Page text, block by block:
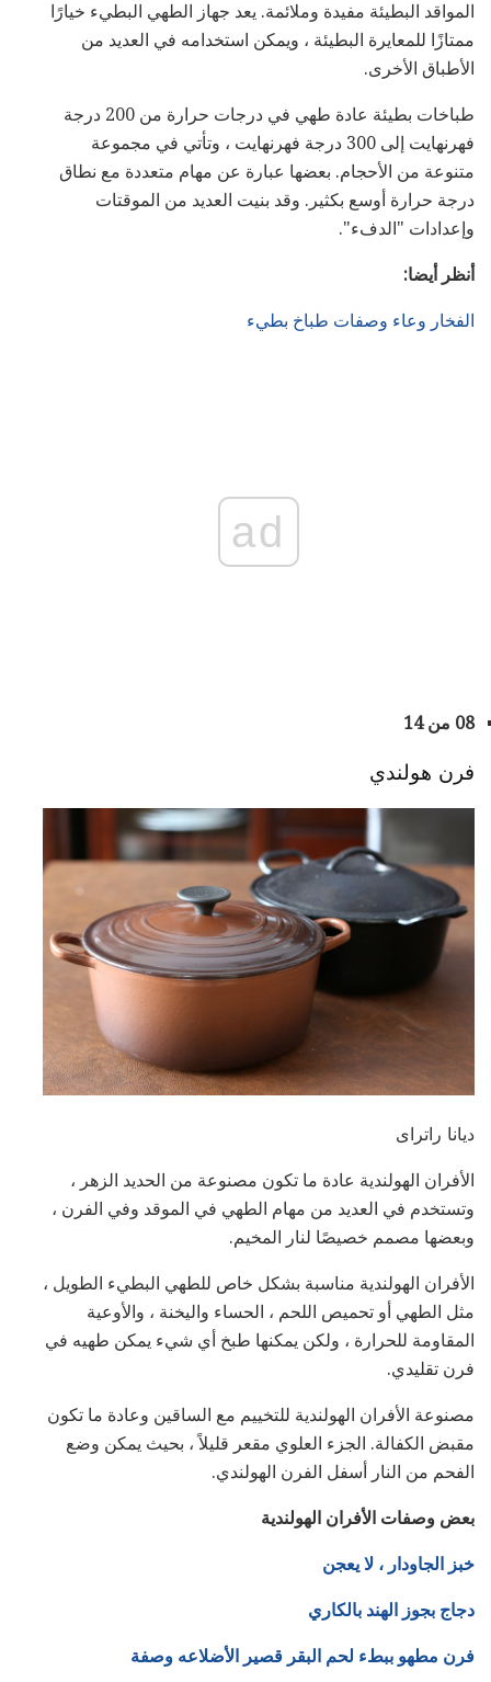
المواقد البطيئة مفيدة وملائمة. يعد جهاز الطهي البطيء خيارًا
ممتازًا للمعايرة البطيئة ، ويمكن استخدامه في العديد من
الأطباق الأخرى.
طباخات بطيئة عادة طهي في درجات حرارة من 200 درجة
فهرنهايت إلى 300 درجة فهرنهايت ، وتأتي في مجموعة
متنوعة من الأحجام. بعضها عبارة عن مهام متعددة مع نطاق
درجة حرارة أوسع بكثير. وقد بنيت العديد من الموقتات
وإعدادات "الدفء".
أنظر أيضا:
الفخار وعاء وصفات طباخ بطيء
ad
08 من 14
فرن هولندي
ديانا راتراى
الأفران الهولندية عادة ما تكون مصنوعة من الحديد الزهر ،
وتستخدم في العديد من مهام الطهي في الموقد وفي الفرن ،
وبعضها مصمم خصيصًا لنار المخيم.
الأفران الهولندية مناسبة بشكل خاص للطهي البطيء الطويل ،
مثل الطهي أو تحميص اللحم ، الحساء واليخنة ، والأوعية
المقاومة للحرارة ، ولكن يمكنها طبخ أي شيء يمكن طهيه في
فرن تقليدي.
مصنوعة الأفران الهولندية للتخييم مع الساقين وعادة ما تكون
مقبض الكفالة. الجزء العلوي مقعر قليلاً ، بحيث يمكن وضع
الفحم من النار أسفل الفرن الهولندي.
بعض وصفات الأفران الهولندية
خبز الجاودار ، لا يعجن
دجاج بجوز الهند بالكاري
فرن مطهو ببطء لحم البقر قصير الأضلاعه وصفة